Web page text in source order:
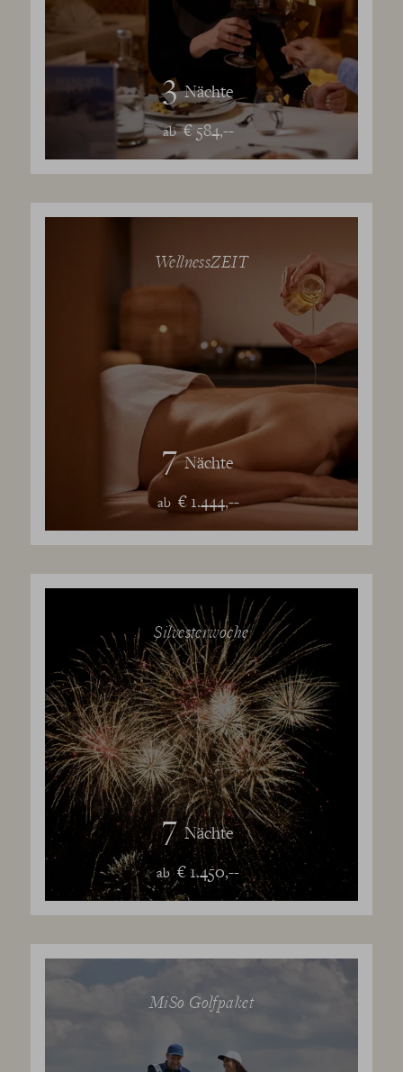
3 Nächte
ab € 584,--
WellnessZEIT
7 Nächte
ab € 1.444,--
Silvesterwoche
7 Nächte
ab € 1.450,--
MiSo Golfpaket